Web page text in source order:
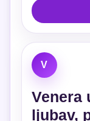
V
Venera
ljubav,